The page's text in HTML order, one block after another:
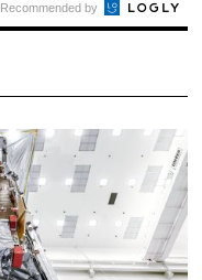
Recommended by